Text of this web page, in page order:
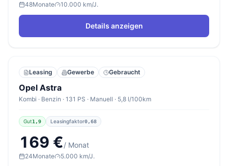
48Monate 10.000 km/J.
Details anzeigen
Leasing Gewerbe Gebraucht
Opel Astra
Kombi · Benzin · 131 PS · Manuell · 5,8 l/100km
Gut1,9 Leasingfaktor0,68
169 €/ Monat
24Monate
5.000 km/J.